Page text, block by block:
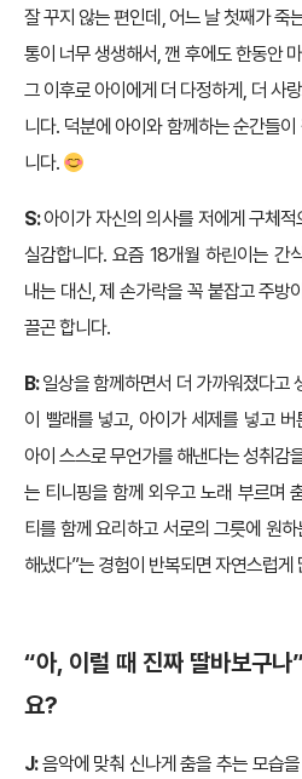
잘 꾸지 않는 편인데, 어느 날 첫째가 죽
통이 너무 생생해서, 깬 후에도 한동안
그 이후로 아이에게 더 다정하게, 더 사
니다. 덕분에 아이와 함께하는 순간들
니다.
S:아이가 자신의 의사를 저에게 구체
실감합니다. 요즘 18개월 하린이는 간
내는 대신, 제 손가락을 꼭 붙잡고 주방
끌곤 합니다.
B:일상을 함께하면서 더 가까워졌다고
이 빨래를 넣고, 아이가 세제를 넣고
아이 스스로 무언가를 해낸다는 성취감
는 티니핑을 함께 외우고 노래 부르며
티를 함께 요리하고 서로의 그릇에 원
해냈다”는 경험이 반복되면 자연스럽게
“아, 이럴 때 진짜 딸바보구나
요?
J:음악에 맞춰 신나게 춤을 추는 모습